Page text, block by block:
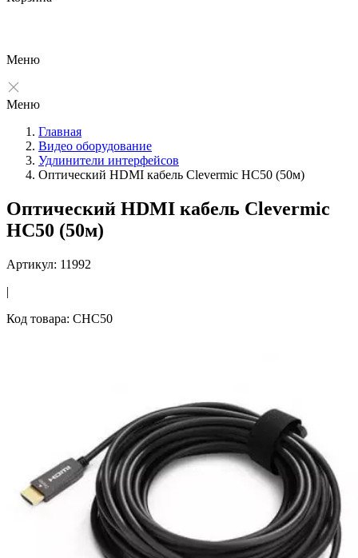
Меню
Меню
Главная
Видео оборудование
Удлинители интерфейсов
Оптический HDMI кабель Clevermic HC50 (50м)
Оптический HDMI кабель Clevermic
HC50 (50м)
Артикул: 11992
|
Код товара: CHC50